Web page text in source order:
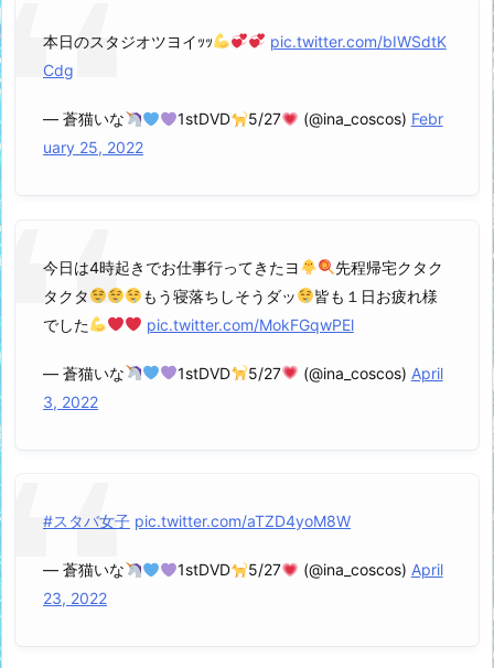
本日のスタジオツヨイｯｯ
pic.twitter.com/bIWSdtK
Cdg
— 蒼猫いな 1stDVD 5/27 (@ina_coscos) Febr
uary 25, 2022
今日は4時起きでお仕事行ってきたヨ
先程帰宅クタク
タクタ
もう寝落ちしそうダッ
皆も１日お疲れ様
でした
pic.twitter.com/MokFGqwPEl
— 蒼猫いな 1stDVD 5/27 (@ina_coscos) April
3, 2022
#スタバ女子 pic.twitter.com/aTZD4yoM8W
— 蒼猫いな 1stDVD 5/27 (@ina_coscos) April
23, 2022